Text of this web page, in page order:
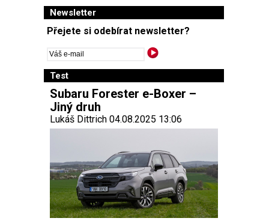
Newsletter
Přejete si odebírat newsletter?
Test
Subaru Forester e-Boxer –
Jiný druh
Lukáš Dittrich 04.08.2025 13:06